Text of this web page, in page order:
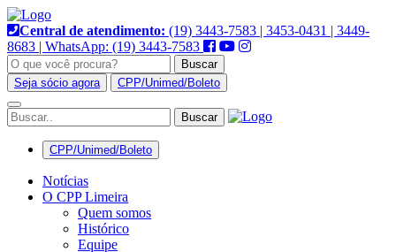
Pular
para
o
conteúdo
Central de atendimento: (19) 3443-7583 | 3453-0431 | 3449-
8683 | WhatsApp: (19) 3443-7583
Buscar
Seja sócio agora
CPP/Unimed/Boleto
Alternar
navegação
CPP/Unimed/Boleto
Notícias
O CPP Limeira
Quem somos
Histórico
Equipe